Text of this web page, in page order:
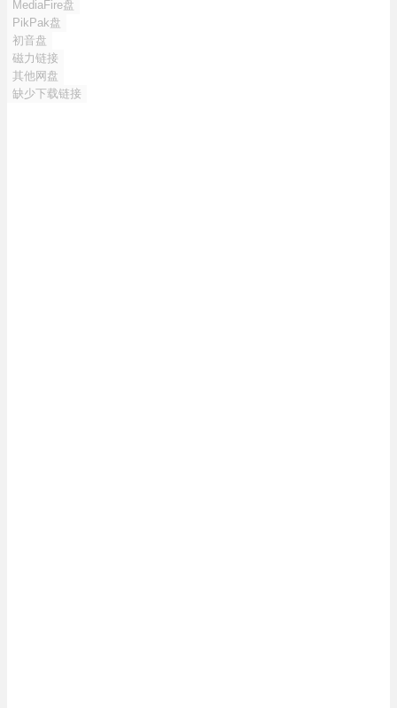
MediaFire盘
PikPak盘
初音盘
磁力链接
其他网盘
缺少下载链接